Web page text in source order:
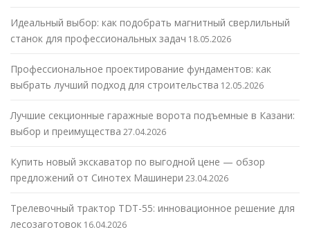
Идеальный выбор: как подобрать магнитный сверлильный
станок для профессиональных задач 18.05.2026
Профессиональное проектирование фундаментов: как
выбрать лучший подход для строительства 12.05.2026
Лучшие секционные гаражные ворота подъемные в Казани:
выбор и преимущества 27.04.2026
Купить новый экскаватор по выгодной цене — обзор
предложений от Синотех Машинери 23.04.2026
Трелевочный трактор TDT-55: инновационное решение для
лесозаготовок 16.04.2026